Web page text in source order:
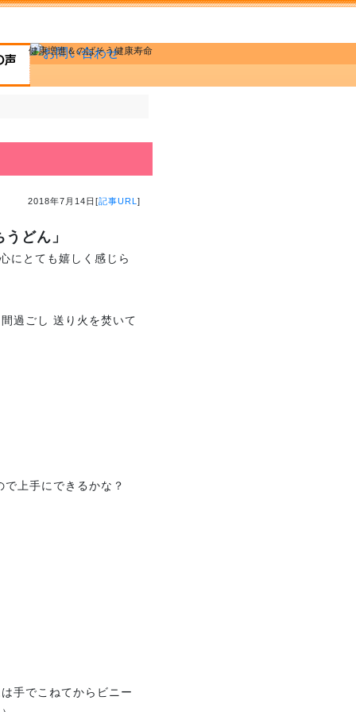
健康増進＆のばそう健康寿命
2018年7月14日[記事URL ]
うどん」
にとても嬉しく感じら
過ごし 送り火を焚いて
上手にできるかな？
手でこねてからビニー